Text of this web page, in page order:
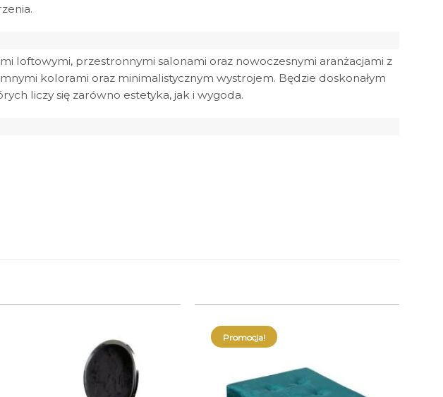
loftowymi, przestronnymi salonami oraz nowoczesnymi aranżacjami z
kolorami oraz minimalistycznym wystrojem. Będzie doskonałym
liczy się zarówno estetyka, jak i wygoda.
Promocja!